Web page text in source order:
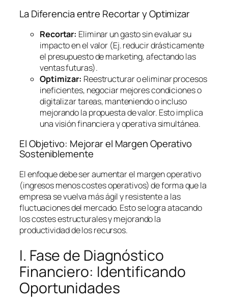
La Diferencia entre Recortar y Optimizar
Recortar: Eliminar un gasto sin evaluar su
impacto en el valor (Ej. reducir drásticamente
el presupuesto de marketing, afectando las
ventas futuras).
Optimizar: Reestructurar o eliminar procesos
ineficientes, negociar mejores condiciones o
digitalizar tareas, manteniendo o incluso
mejorando la propuesta de valor. Esto implica
una visión financiera y operativa simultánea.
El Objetivo: Mejorar el Margen Operativo
Sosteniblemente
El enfoque debe ser aumentar el margen operativo
(ingresos menos costes operativos) de forma que la
empresa se vuelva más ágil y resistente a las
fluctuaciones del mercado. Esto se logra atacando
los costes estructurales y mejorando la
productividad de los recursos.
I. Fase de Diagnóstico
Financiero: Identificando
Oportunidades